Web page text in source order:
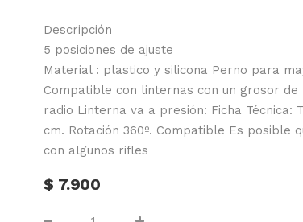
Descripción
5 posiciones de ajuste
Material : plastico y silicona Perno para
Compatible con linternas con un grosor de
radio Linterna va a presión: Ficha Técnica:
cm. Rotación 360º. Compatible Es posible
con algunos rifles
$ 7.900